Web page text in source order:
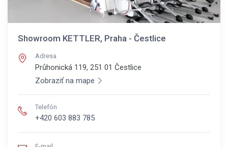
Showroom KETTLER, Praha - Čestlice
Adresa
Průhonická 119, 251 01 Čestlice
Zobraziť na mape
Telefón
+420 603 883 785